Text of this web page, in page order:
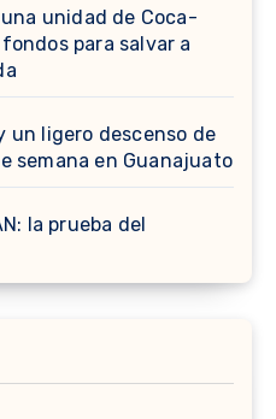
unidad de Coca-
para salvar a
un ligero descenso de
semana en Guanajuato
la prueba del